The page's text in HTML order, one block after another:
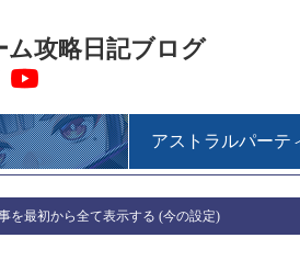
攻略日記ブログ
アストラルパーテ
を最初から全て表示する